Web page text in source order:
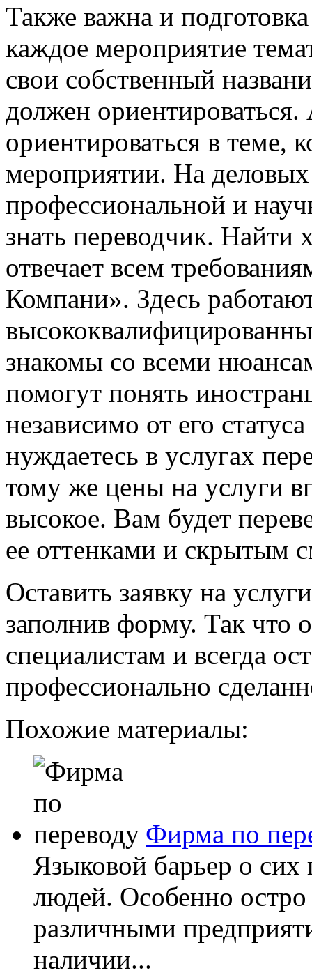
Также важна и
каждое мероприятие
свои собственный
должен
ориентироваться в теме,
мероприятии. На
профессиональной и
знать переводчик. Найти
отвечает всем
Компани». Здесь
знакомы со всеми
помогут понять
независимо от его
нуждаетесь в услугах
тому же цены на услуги
высокое. Вам будет
ее оттенками и скрытым
Оставить заявку на
заполнив форму. Так что
специалистам и всегда
профессионально
Похожие материалы:
Фирма по
Языковой барьер о
людей. Особенно остро
различными
наличии...